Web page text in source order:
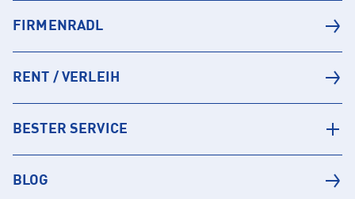
FIRMENRADL
RENT / VERLEIH
BESTER SERVICE
BLOG